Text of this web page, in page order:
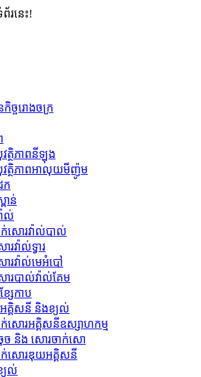
រនេះ!
ច្ចរោងចក្រ
ត្ថិភាពនីឡុង
ត្ថិភាពអាលុយមីញ៉ូម
ក
ាន់
ល់
ក់សោរវ៉ាល់បាល់
រវ៉ាល់ទ្វារ
រវ៉ាល់មេអំបៅ
របាល់វ៉ាល់គែម
សែកាប
អគ្គិសនី និងខ្យល់
ក់សោរអគ្គិសនីឧស្សាហកម្ម
ច និង សោរចាក់សោ
ក់សោរឌុយអគ្គិសនី
យល់